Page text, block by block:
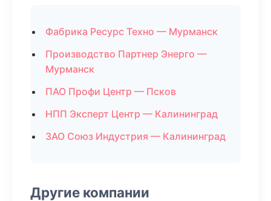
Фабрика Ресурс Техно — Мурманск
Производство Партнер Энерго —
Мурманск
ПАО Профи Центр — Псков
НПП Эксперт Центр — Калининград
ЗАО Союз Индустрия — Калининград
Другие компании